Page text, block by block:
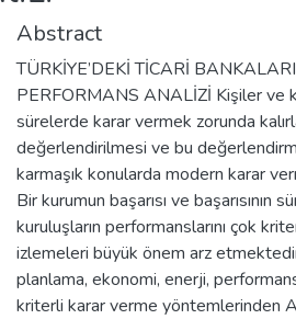
Abstract
TÜRKİYE’DEKİ TİCARİ
PERFORMANS ANALİZİ Kişiler ve
sürelerde karar vermek zorunda
değerlendirilmesi ve bu
karmaşık konularda modern karar
Bir kurumun başarısı ve
kuruluşların performanslarını çok
izlemeleri büyük önem arz
planlama, ekonomi, enerji,
kriterli karar verme yöntemlerinden